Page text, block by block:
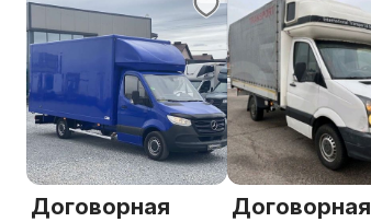
Договорная Договорная